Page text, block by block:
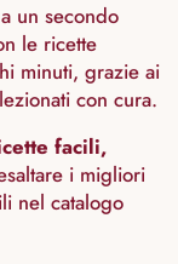
un secondo
le ricette
minuti, grazie ai
con cura.
facili,
i migliori
nel catalogo